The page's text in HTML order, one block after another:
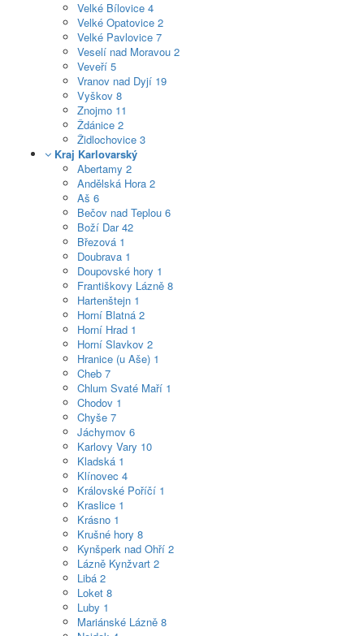
Velké Bílovice 4
Velké Opatovice 2
Velké Pavlovice 7
Veselí nad Moravou 2
Veveří 5
Vranov nad Dyjí 19
Vyškov 8
Znojmo 11
Ždánice 2
Židlochovice 3
Kraj Karlovarský
Abertamy 2
Andělská Hora 2
Aš 6
Bečov nad Teplou 6
Boží Dar42
Březová 1
Doubrava 1
Doupovské hory 1
Františkovy Lázně 8
Hartenštejn 1
Horní Blatná 2
Horní Hrad 1
Horní Slavkov 2
Hranice (u Aše) 1
Cheb 7
Chlum Svaté Maří 1
Chodov 1
Chyše 7
Jáchymov 6
Karlovy Vary 10
Kladská 1
Klínovec 4
Královské Poříčí 1
Kraslice 1
Krásno 1
Krušné hory 8
Kynšperk nad Ohří 2
Lázně Kynžvart 2
Libá 2
Loket 8
Luby 1
Mariánské Lázně 8